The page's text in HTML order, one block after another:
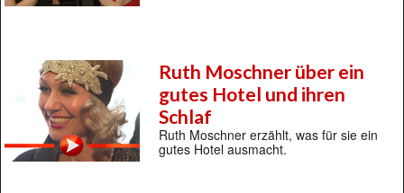
Ruth Moschner über ein
gutes Hotel und ihren
Schlaf
Ruth Moschner erzählt, was für sie ein
gutes Hotel ausmacht.